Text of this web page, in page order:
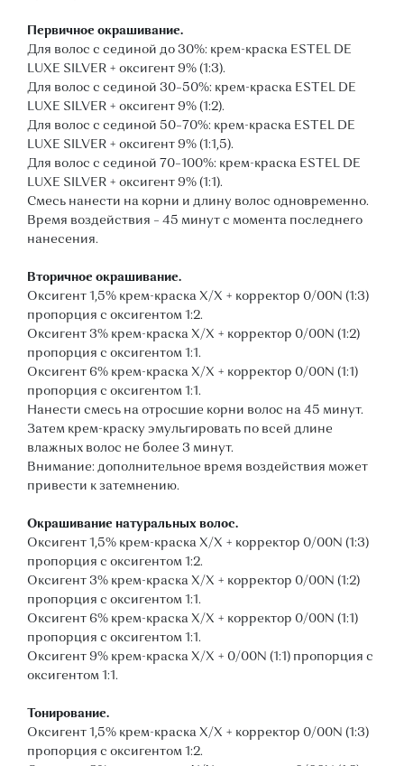
Первичное окрашивание.
Для волос с сединой до 30%: крем-краска ESTEL DE
LUXE SILVER + оксигент 9% (1:3).
Для волос с сединой 30–50%: крем-краска ESTEL DE
LUXE SILVER + оксигент 9% (1:2).
Для волос с сединой 50–70%: крем-краска ESTEL DE
LUXE SILVER + оксигент 9% (1:1,5).
Для волос с сединой 70–100%: крем-краска ESTEL DE
LUXE SILVER + оксигент 9% (1:1).
Смесь нанести на корни и длину волос одновременно.
Время воздействия – 45 минут с момента последнего
нанесения.
Вторичное окрашивание.
Оксигент 1,5% крем-краска Х/Х + корректор 0/00N (1:3)
пропорция с оксигентом 1:2.
Оксигент 3% крем-краска Х/Х + корректор 0/00N (1:2)
пропорция с оксигентом 1:1.
Оксигент 6% крем-краска Х/Х + корректор 0/00N (1:1)
пропорция с оксигентом 1:1.
Нанести смесь на отросшие корни волос на 45 минут.
Затем крем-краску эмульгировать по всей длине
влажных волос не более 3 минут.
Внимание: дополнительное время воздействия может
привести к затемнению.
Окрашивание натуральных волос.
Оксигент 1,5% крем-краска Х/Х + корректор 0/00N (1:3)
пропорция с оксигентом 1:2.
Оксигент 3% крем-краска Х/Х + корректор 0/00N (1:2)
пропорция с оксигентом 1:1.
Оксигент 6% крем-краска Х/Х + корректор 0/00N (1:1)
пропорция с оксигентом 1:1.
Оксигент 9% крем-краска Х/Х + 0/00N (1:1) пропорция с
оксигентом 1:1.
Тонирование.
Оксигент 1,5% крем-краска Х/Х + корректор 0/00N (1:3)
пропорция с оксигентом 1:2.